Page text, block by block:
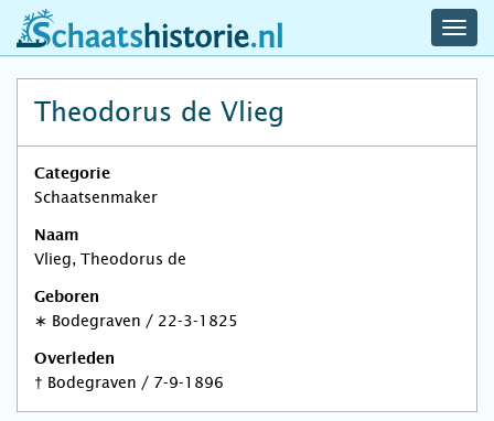
schaatshistorie.nl
Theodorus de Vlieg
Categorie
Schaatsenmaker
Naam
Vlieg, Theodorus de
Geboren
∗ Bodegraven / 22-3-1825
Overleden
† Bodegraven / 7-9-1896